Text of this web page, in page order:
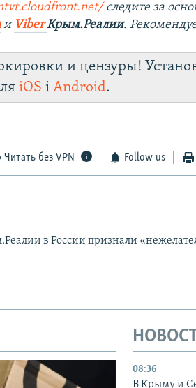
следите за
и Viber Крым.Реалии.
и цензуры!
iOS іAndroid.
Читать без VPN Follow us
в России признали
08:36
В Крыму и